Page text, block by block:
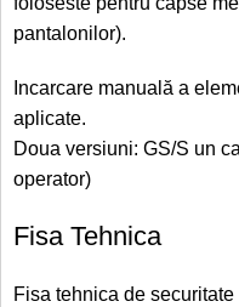
pantalonilor).
Incarcare manuală a
aplicate.
Doua versiuni: GS/S un
operator)
Fisa Tehnica
Fisa tehnica de